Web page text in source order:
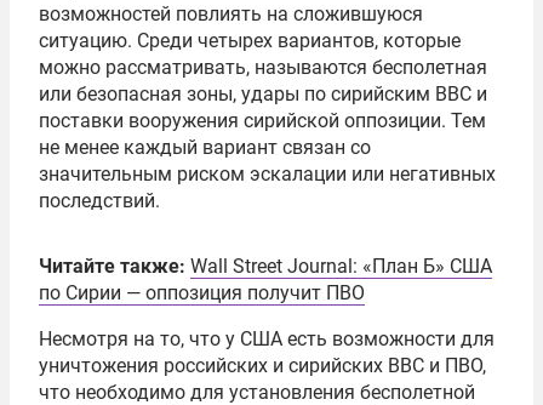
возможностей повлиять на сложившуюся
ситуацию. Среди четырех вариантов, которые
можно рассматривать, называются бесполетная
или безопасная зоны, удары по сирийским ВВС и
поставки вооружения сирийской оппозиции. Тем
не менее каждый вариант связан со
значительным риском эскалации или негативных
последствий.
Читайте также: Wall Street Journal: «План Б» США
по Сирии — оппозиция получит ПВО
Несмотря на то, что у США есть возможности для
уничтожения российских и сирийских ВВС и ПВО,
что необходимо для установления бесполетной